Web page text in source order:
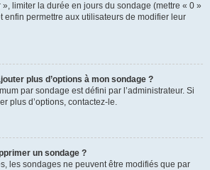
», limiter la durée en jours du sondage (mettre « 0 »
enfin permettre aux utilisateurs de modifier leur
plus d’options à mon sondage ?
par sondage est défini par l’administrateur. Si
plus d’options, contactez-le.
un sondage ?
les sondages ne peuvent être modifiés que par